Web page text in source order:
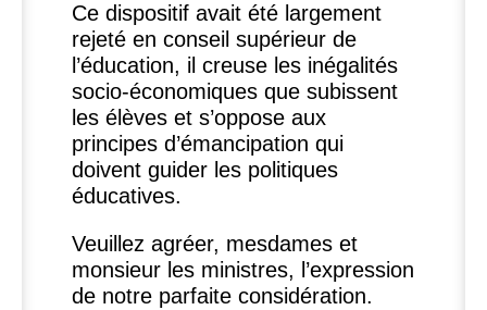
Ce dispositif avait été largement
rejeté en conseil supérieur de
l’éducation, il creuse les inégalités
socio-économiques que subissent
les élèves et s’oppose aux
principes d’émancipation qui
doivent guider les politiques
éducatives.
Veuillez agréer, mesdames et
monsieur les ministres, l’expression
de notre parfaite considération.